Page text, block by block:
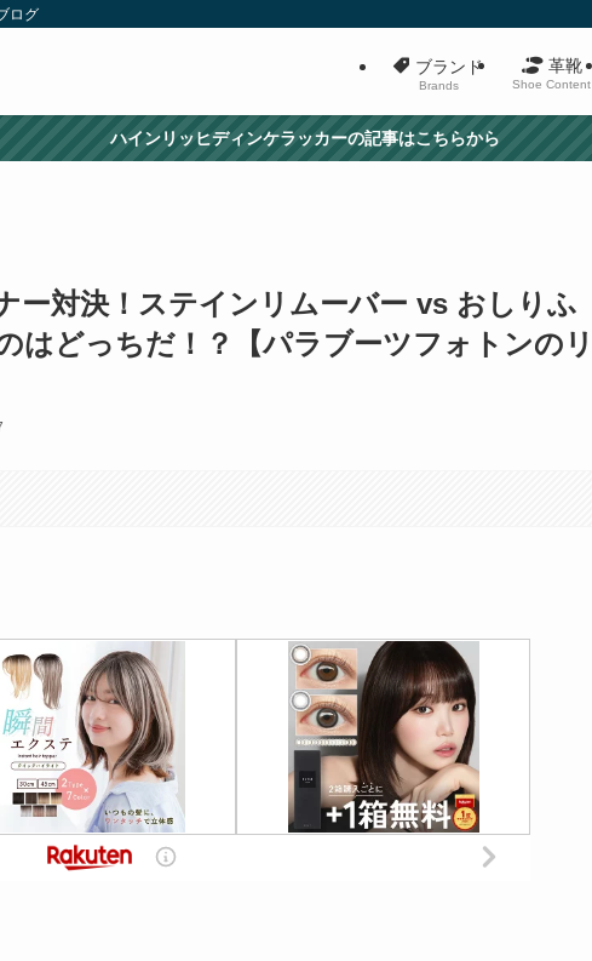
ログ
ブランド
Brands
革靴
Shoe Content
ハインリッヒディンケラッカーの記事はこちらから
ー対決！ステインリムーバー vs おしりふ
はどっちだ！？【パラブーツフォトンのリ